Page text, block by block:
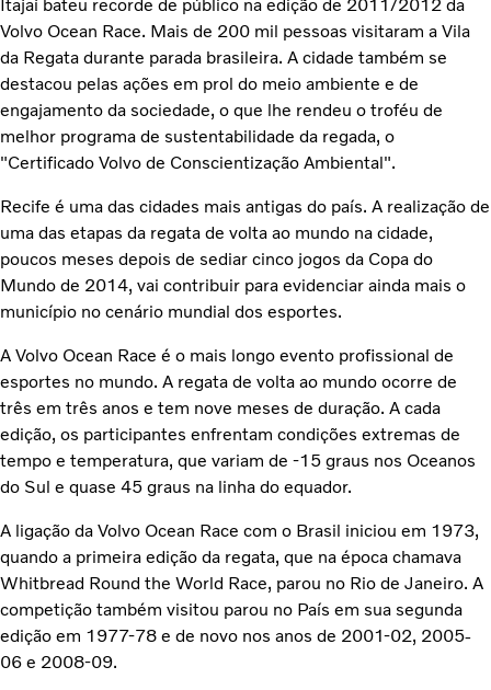
Itajaí bateu recorde de público na edição de 2011/2012 da
Volvo Ocean Race. Mais de 200 mil pessoas visitaram a Vila
da Regata durante parada brasileira. A cidade também se
destacou pelas ações em prol do meio ambiente e de
engajamento da sociedade, o que lhe rendeu o troféu de
melhor programa de sustentabilidade da regada, o
"Certificado Volvo de Conscientização Ambiental".
Recife é uma das cidades mais antigas do país. A realização de
uma das etapas da regata de volta ao mundo na cidade,
poucos meses depois de sediar cinco jogos da Copa do
Mundo de 2014, vai contribuir para evidenciar ainda mais o
município no cenário mundial dos esportes.
A Volvo Ocean Race é o mais longo evento profissional de
esportes no mundo. A regata de volta ao mundo ocorre de
três em três anos e tem nove meses de duração. A cada
edição, os participantes enfrentam condições extremas de
tempo e temperatura, que variam de -15 graus nos Oceanos
do Sul e quase 45 graus na linha do equador.
A ligação da Volvo Ocean Race com o Brasil iniciou em 1973,
quando a primeira edição da regata, que na época chamava
Whitbread Round the World Race, parou no Rio de Janeiro. A
competição também visitou parou no País em sua segunda
edição em 1977-78 e de novo nos anos de 2001-02, 2005-
06 e 2008-09.